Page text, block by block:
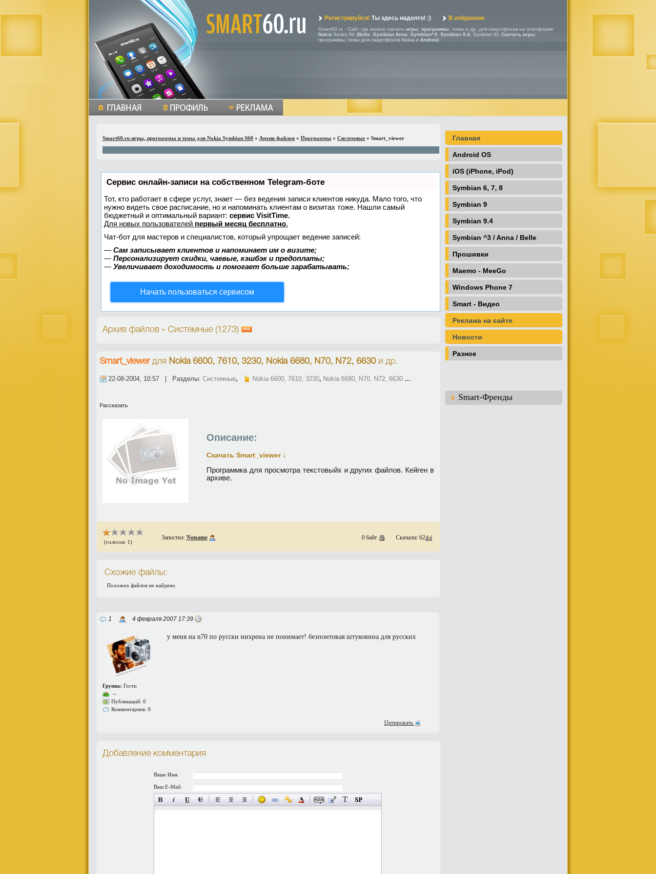
Регистрируйся! Ты здесь надолго! :) В избранное
Smart60.ru - Сайт где можно скачать игры программы , темы и др. для смартфонов на платформе
Nokia Series 60 (Belle Symbian Anna Symbian^3 Symbian 9.4 , Symbian 9). Скачать игры
программы, темы для смартфонов Nokia и Android
Smart60.ru игры, программы и темы для Nokia Symbian S60 » Архив файлов » Программы » Системные » Smart_viewer
Сервис онлайн-записи на собственном Telegram-боте
Тот, кто работает в сфере услуг, знает — без ведения записи клиентов никуда. Мало того, что
нужно видеть свое расписание, но и напоминать клиентам о визитах тоже. Нашли самый
бюджетный и оптимальный вариант: сервис VisitTime.
Для новых пользователей первый месяц бесплатно.
Чат-бот для мастеров и специалистов, который упрощает ведение записей:
— Сам записывает клиентов и напоминает им о визите;
— Персонализирует скидки, чаевые, кэшбэк и предоплаты;
— Увеличивает доходимость и помогает больше зарабатывать;
Начать пользоваться сервисом
Архив файлов » Системные (1273)
Smart_viewerдля Nokia 6600, 7610, 3230, Nokia 6680, N70, N72, 6630и др.
22-08-2004, 10:57 | Разделы: Системные, Nokia 6600, 7610, 3230, Nokia 6680, N70, N72, 6630 ...
Рассказать
Описание:
Скачать Smart_viewer↓
Программка для просмотра текстовыйх и других файлов. Кейген в
архиве.
(голосов: 1)
Запостил: Noname 0 байт Скачали: 62
Схожие файлы:
Похожих файлов не найдено.
1 4 февраля 2007 17:39
Группа: Гости
--
Публикаций: 0
Комментариев: 0
у меня на n70 по русски нихрена не понимает! безпонтовая штуковина для русских
Цитировать
Добавление комментария
Ваше Имя:
Ваш E-Mail:
Главная
Android OS
iOS (iPhone, iPod)
Symbian 6, 7, 8
Symbian 9
Symbian 9.4
Symbian ^3 / Anna / Belle
Прошивки
Maemo - MeeGo
Windows Phone 7
Smart - Видео
Реклама на сайте
Новости
Разное
Smart-Френды